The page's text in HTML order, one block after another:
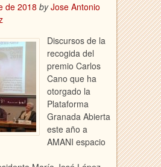
de 2018 by Jose Antonio
Discursos de la
recogida del
premio Carlos
Cano que ha
otorgado la
Plataforma
Granada Abierta
este año a
AMANI espacio